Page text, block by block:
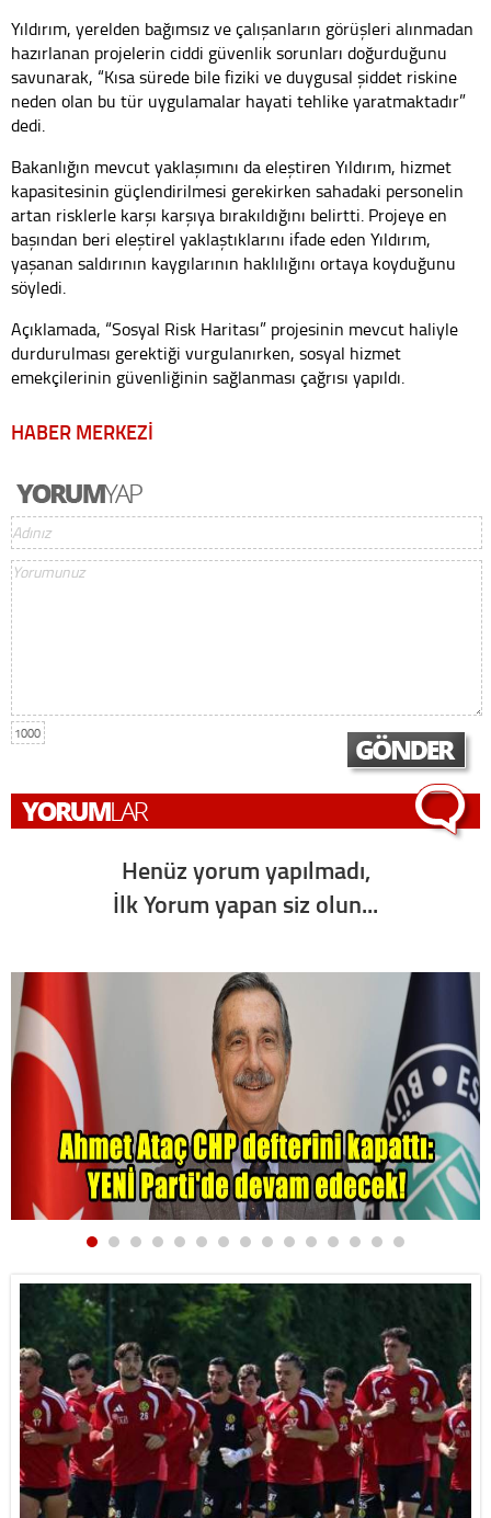
Yıldırım, yerelden bağımsız ve çalışanların görüşleri alınmadan
hazırlanan projelerin ciddi güvenlik sorunları doğurduğunu
savunarak, “Kısa sürede bile fiziki ve duygusal şiddet riskine
neden olan bu tür uygulamalar hayati tehlike yaratmaktadır”
dedi.
Bakanlığın mevcut yaklaşımını da eleştiren Yıldırım, hizmet
kapasitesinin güçlendirilmesi gerekirken sahadaki personelin
artan risklerle karşı karşıya bırakıldığını belirtti. Projeye en
başından beri eleştirel yaklaştıklarını ifade eden Yıldırım,
yaşanan saldırının kaygılarının haklılığını ortaya koyduğunu
söyledi.
Açıklamada, “Sosyal Risk Haritası” projesinin mevcut haliyle
durdurulması gerektiği vurgulanırken, sosyal hizmet
emekçilerinin güvenliğinin sağlanması çağrısı yapıldı.
HABER MERKEZİ
1000
Henüz yorum yapılmadı,
İlk Yorum yapan siz olun...